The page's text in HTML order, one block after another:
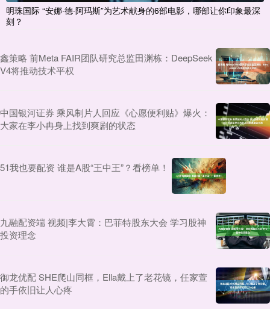
明珠国际 “安娜·德·阿玛斯”为艺术献身的6部电影，哪部让你印象最深
刻？
鑫策略 前Meta FAIR团队研究总监田渊栋：DeepSeek
V4将推动技术平权
中国银河证券 乘风制片人回应《心愿便利贴》爆火：
大家在李小冉身上找到爽剧的状态
51我也要配资 谁是A股“王中王”？看榜单！
九融配资端 视频|李大霄：巴菲特股东大会 学习股神
投资理念
御龙优配 SHE爬山同框，Ella戴上了老花镜，任家萱
的手依旧让人心疼